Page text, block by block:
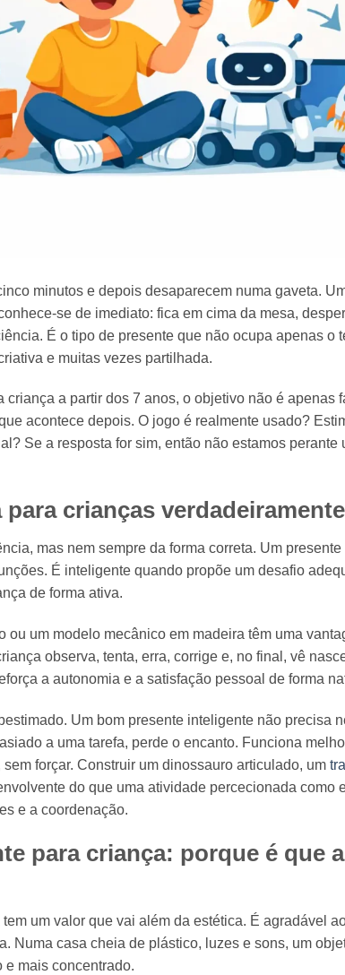
minutos e depois desaparecem numa gaveta.
se de imediato: fica em cima da mesa,
É o tipo de presente que não ocupa apenas o
e muitas vezes partilhada.
a partir dos 7 anos, o objetivo não é apenas
acontece depois. O jogo é realmente usado?
Se a resposta for sim, então não estamos perante
crianças
mas nem sempre da forma correta. Um
É inteligente quando propõe um desafio
de forma ativa.
ou um modelo mecânico em madeira têm uma
observa, tenta, erra, corrige e, no final, vê
a autonomia e a satisfação pessoal de forma
Um bom presente inteligente não precisa
a uma tarefa, perde o encanto. Funciona
forçar. Construir um dinossauro articulado, um
do que uma atividade percecionada como
e a coordenação.
para criança: porque é que
um valor que vai além da estética. É agradável
Numa casa cheia de plástico, luzes e sons, um
e mais concentrado.